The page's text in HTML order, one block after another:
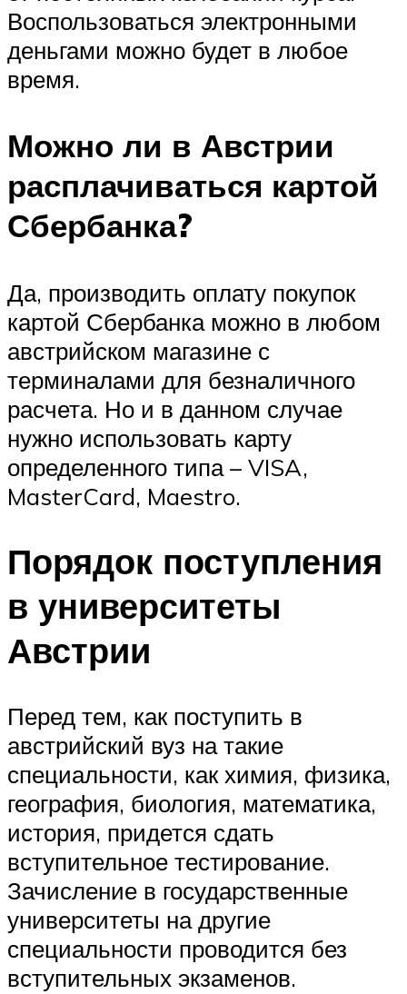
Воспользоваться электронными
деньгами можно будет в любое
время.
Можно ли в Австрии
расплачиваться картой
Сбербанка?
Да, производить оплату покупок
картой Сбербанка можно в любом
австрийском магазине с
терминалами для безналичного
расчета. Но и в данном случае
нужно использовать карту
определенного типа – VISA,
MasterCard, Maestro.
Порядок поступления
в университеты
Австрии
Перед тем, как поступить в
австрийский вуз на такие
специальности, как химия, физика,
география, биология, математика,
история, придется сдать
вступительное тестирование.
Зачисление в государственные
университеты на другие
специальности проводится без
вступительных экзаменов.